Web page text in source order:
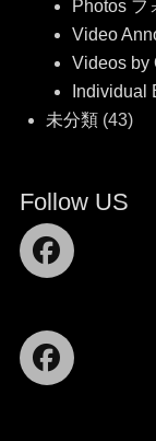
Photos フ
Video
Videos by
Individual
未分類(43)
Follow US